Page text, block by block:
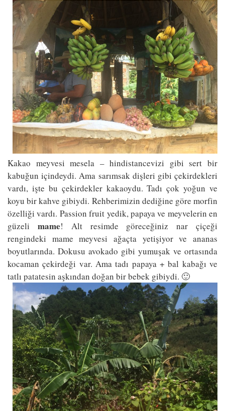
Kakao meyvesi mesela – hindistancevizi gibi sert bir
kabuğun içindeydi. Ama sarımsak dişleri gibi çekirdekleri
vardı, işte bu çekirdekler kakaoydu. Tadı çok yoğun ve
koyu bir kahve gibiydi. Rehberimizin dediğine göre morfin
özelliği vardı. Passion fruit yedik, papaya ve meyvelerin en
güzeli mame! Alt resimde göreceğiniz nar çiçeği
rengindeki mame meyvesi ağaçta yetişiyor ve ananas
boyutlarında. Dokusu avokado gibi yumuşak ve ortasında
kocaman çekirdeği var. Ama tadı papaya + bal kabağı ve
tatlı patatesin aşkından doğan bir bebek gibiydi. 🙂